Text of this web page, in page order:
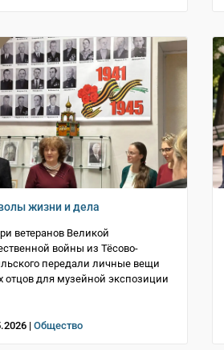
жизни и дела
ветеранов Великой
войны из Тёсово-
передали личные вещи
отцов для музейной экспозиции
| Общество